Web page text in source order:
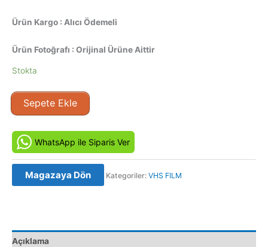
Ürün Kargo : Alıcı Ödemeli
Ürün Fotoğrafı : Orijinal Ürüne Aittir
Stokta
İntikam
Hırsı
Posse
(1993)
Orijinal
Sepete Ekle
WhatsApp ile Siparis Ver
Magazaya Dön Kategoriler: VHS FILM
Açıklama